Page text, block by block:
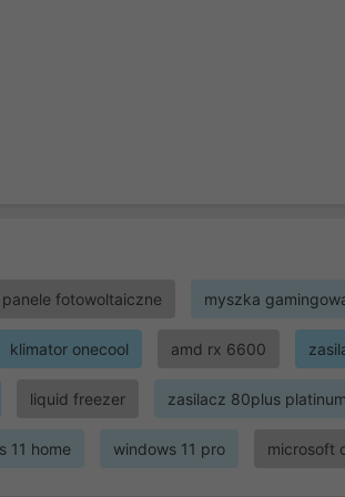
panele fotowoltaiczne myszka
klimator onecool amd rx 6600
liquid freezer zasilacz 80plus platinum
11 home windows 11 pro microsoft